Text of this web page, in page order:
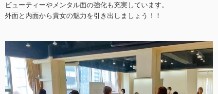
ビューティーやメンタル面の強化も充実しています。
外面と内面から貴女の魅力を引き出しましょう！！